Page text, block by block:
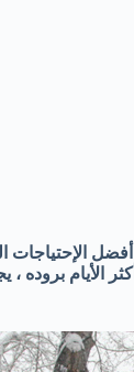
الإحتياجات
الأيام بروده ،